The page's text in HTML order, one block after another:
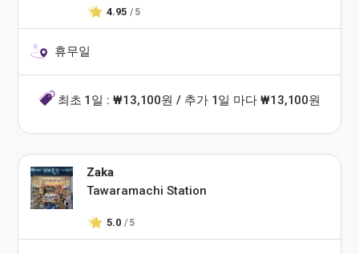
4.95 / 5
휴무일
최초 1일 : ₩13,100원 / 추가 1일 마다 ₩13,100원
Zaka
Tawaramachi Station
5.0 / 5